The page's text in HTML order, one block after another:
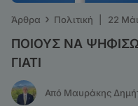
Άρθρα › Πολιτική 22
ΠΟΙΟΥΣ ΝΑ
ΓΙΑΤΙ
Από Μαυράκης